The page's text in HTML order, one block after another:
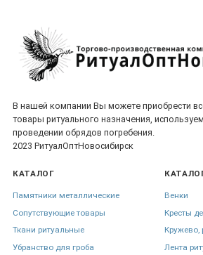
В нашей компании Вы можете приобрести
товары ритуального назначения,
проведении обрядов погребения.
2023 РитуалОптНовосибирск
КАТАЛОГ
Памятники металлические
Сопутствующие товары
Ткани ритуальные
Убранство для гроба
Венки
Кресты
Кружево,
Лента